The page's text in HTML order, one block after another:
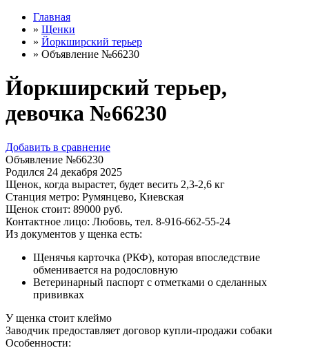
Главная
» Щенки
» Йоркширский терьер
» Объявление №66230
Йоркширский терьер,
девочка №66230
Добавить в сравнение
Объявление №66230
Родился 24 декабря 2025
Щенок, когда вырастет, будет весить 2,3-2,6 кг
Станция метро: Румянцево, Киевская
Щенок стоит: 89000 руб.
Контактное лицо: Любовь, тел. 8-916-662-55-24
Из документов у щенка есть:
Щенячья карточка (РКФ), которая впоследствие
обменивается на родословную
Ветеринарный паспорт с отметками о сделанных
прививках
У щенка стоит клеймо
Заводчик предоставляет договор купли-продажи собаки
Особенности: